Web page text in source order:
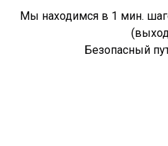
Мы находимся в 1 мин.
Безопасный